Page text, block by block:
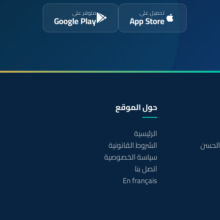
تحميل على
App Store
متوفر على
Google Play
حول الموقع
الرئيسية
الشروط القانونية
سياسة الخصوصية
اتصل بنا
En français